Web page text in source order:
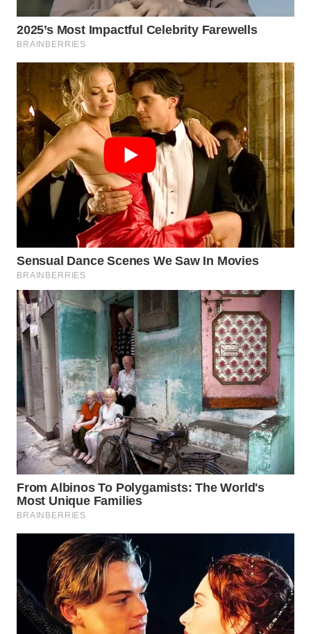
WN
TIMUR
WN
SEMARANG
WN
SOLO
WN
BOROBUDUR
WN
SURABAYA
WN
NATUNA
WN
BINTAN
WN
MANDALIKA
WN
LIKUPANG
WN
LABUANBAJO
BORNEO